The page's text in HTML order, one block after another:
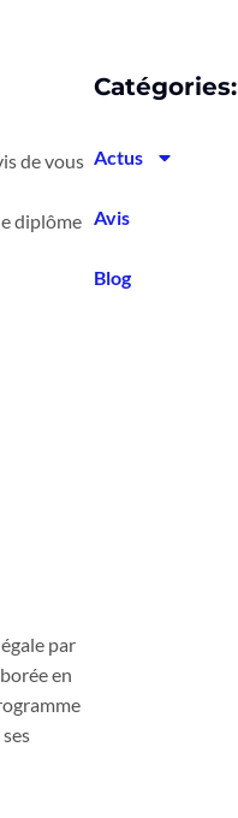
de vous
diplôme
par
en
Catégories:
Actus
Avis
Blog